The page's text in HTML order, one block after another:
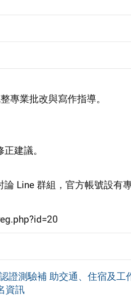
專業批改與寫作指導。
建議。
論 Line 群組，官方帳號設有
證測驗補 助交通、住宿及工
資訊